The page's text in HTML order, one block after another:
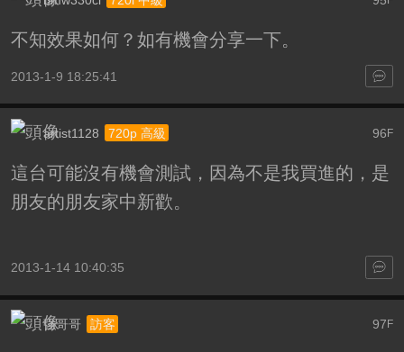
不知效果如何？如有機會分享一下。
2013-1-9 18:25:41
96 F
artist1128 720p 高級
這台可能沒有機會測試，因為不是我買進的，是
朋友的朋友家中新歡。
2013-1-14 10:40:35
97 F
強哥哥 訪客